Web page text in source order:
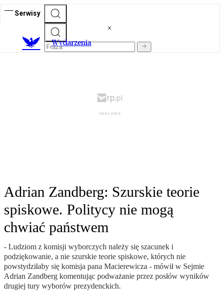
Serwisy
Wydarzenia
Adrian Zandberg: Szurskie teorie
spiskowe. Politycy nie mogą
chwiać państwem
- Ludziom z komisji wyborczych należy się szacunek i
podziękowanie, a nie szurskie teorie spiskowe, których nie
powstydziłaby się komisja pana Macierewicza - mówił w Sejmie
Adrian Zandberg komentując podważanie przez posłów wyników
drugiej tury wyborów prezydenckich.